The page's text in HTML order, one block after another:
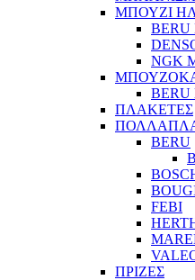
ΜΠΟΥΖΙ
NGK
ΠΛΑΚΕΤΕΣ
BERU
FEBI
ΠΡΙΖΕΣ